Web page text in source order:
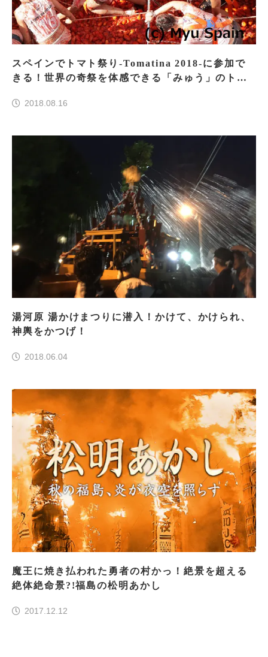
スペインでトマト祭り-Tomatina 2018-に参加で
きる！世界の奇祭を体感できる「みゅう」のトマ
2018.08.16
湯河原 湯かけまつりに潜入！かけて、かけられ、
神輿をかつげ！
2018.06.04
魔王に焼き払われた勇者の村かっ！絶景を超える
絶体絶命景?!福島の松明あかし
2017.12.12